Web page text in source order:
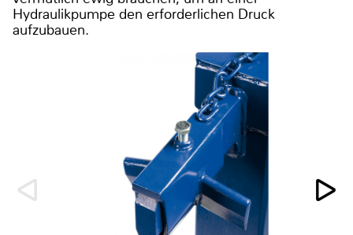
Hydraulikpumpe den erforderlichen Druck
aufzubauen.